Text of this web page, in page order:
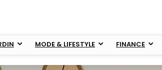
MODE & LIFESTYLE FINANCE